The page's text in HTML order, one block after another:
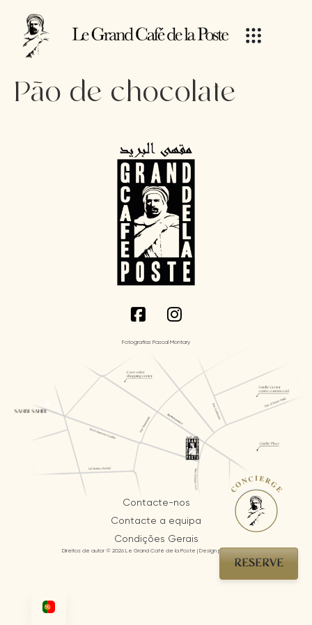
Pão de chocolate
Contacte-nos
Contacte a equipa
Condições Gerais
Fotografias Pascal Montary
Direitos de autor © 2026 Le Grand Café de la Poste | Design por AI Mosaic
RESERVE
CONCIERGE